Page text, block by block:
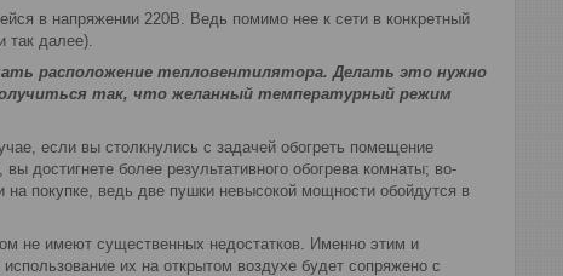
в напряжении 220В. Ведь помимо нее к сети в конкретный
так далее).
расположение тепловентилятора. Делать это нужно
так, что желанный температурный режим
если вы столкнулись с задачей обогреть помещение
достигнете более результативного обогрева комнаты; во-
покупке, ведь две пушки невысокой мощности обойдутся в
не имеют существенных недостатков. Именно этим и
их на открытом воздухе будет сопряжено с